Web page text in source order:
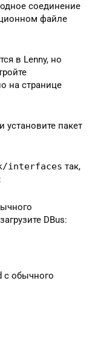
соединение
файле
в Lenny, но
на странице
установите пакет
interfaces так,
DBus:
с обычного